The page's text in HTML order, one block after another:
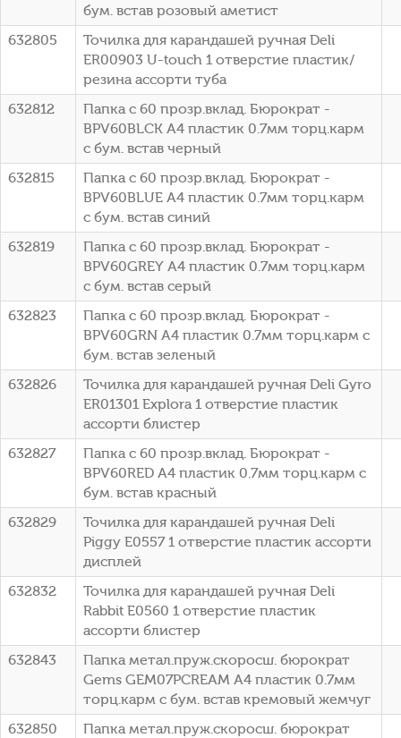
бум. встав розовый аметист
632805
Точилка для карандашей ручная Deli
ER00903 U-touch 1 отверстие пластик/
резина ассорти туба
632812
Папка с 60 прозр.вклад. Бюрократ -
BPV60BLCK A4 пластик 0.7мм торц.карм
с бум. встав черный
632815
Папка с 60 прозр.вклад. Бюрократ -
BPV60BLUE A4 пластик 0.7мм торц.карм
с бум. встав синий
632819
Папка с 60 прозр.вклад. Бюрократ -
BPV60GREY A4 пластик 0.7мм торц.карм
с бум. встав серый
632823
Папка с 60 прозр.вклад. Бюрократ -
BPV60GRN A4 пластик 0.7мм торц.карм с
бум. встав зеленый
632826
Точилка для карандашей ручная Deli Gyro
ER01301 Explora 1 отверстие пластик
ассорти блистер
632827
Папка с 60 прозр.вклад. Бюрократ -
BPV60RED A4 пластик 0.7мм торц.карм с
бум. встав красный
632829
Точилка для карандашей ручная Deli
Piggy E0557 1 отверстие пластик ассорти
дисплей
632832
Точилка для карандашей ручная Deli
Rabbit E0560 1 отверстие пластик
ассорти блистер
632843
Папка метал.пруж.скоросш. бюрократ
Gems GEM07PCREAM A4 пластик 0.7мм
торц.карм с бум. встав кремовый жемчуг
632850
Папка метал.пруж.скоросш. бюрократ